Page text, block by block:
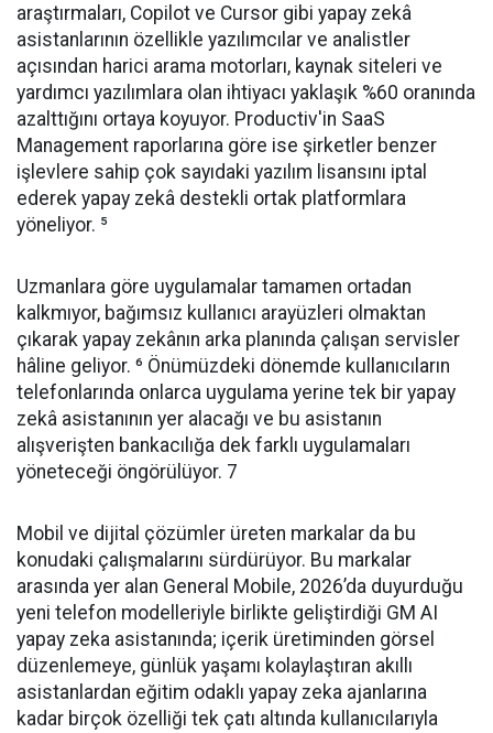
araştırmaları, Copilot ve Cursor gibi yapay zekâ
asistanlarının özellikle yazılımcılar ve analistler
açısından harici arama motorları, kaynak siteleri ve
yardımcı yazılımlara olan ihtiyacı yaklaşık %60 oranında
azalttığını ortaya koyuyor. Productiv'in SaaS
Management raporlarına göre ise şirketler benzer
işlevlere sahip çok sayıdaki yazılım lisansını iptal
ederek yapay zekâ destekli ortak platformlara
yöneliyor. ⁵
Uzmanlara göre uygulamalar tamamen ortadan
kalkmıyor, bağımsız kullanıcı arayüzleri olmaktan
çıkarak yapay zekânın arka planında çalışan servisler
hâline geliyor. ⁶ Önümüzdeki dönemde kullanıcıların
telefonlarında onlarca uygulama yerine tek bir yapay
zekâ asistanının yer alacağı ve bu asistanın
alışverişten bankacılığa dek farklı uygulamaları
yöneteceği öngörülüyor. 7
Mobil ve dijital çözümler üreten markalar da bu
konudaki çalışmalarını sürdürüyor. Bu markalar
arasında yer alan General Mobile, 2026’da duyurduğu
yeni telefon modelleriyle birlikte geliştirdiği GM AI
yapay zeka asistanında; içerik üretiminden görsel
düzenlemeye, günlük yaşamı kolaylaştıran akıllı
asistanlardan eğitim odaklı yapay zeka ajanlarına
kadar birçok özelliği tek çatı altında kullanıcılarıyla